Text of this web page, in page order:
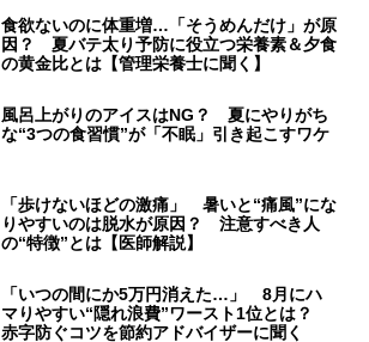
食欲ないのに体重増…「そうめんだけ」が原
因？ 夏バテ太り予防に役立つ栄養素＆夕食
の黄金比とは【管理栄養士に聞く】
風呂上がりのアイスはNG？ 夏にやりがち
な“3つの食習慣”が「不眠」引き起こすワケ
「歩けないほどの激痛」 暑いと“痛風”にな
りやすいのは脱水が原因？ 注意すべき人
の“特徴”とは【医師解説】
「いつの間にか5万円消えた…」 8月にハ
マりやすい“隠れ浪費”ワースト1位とは？
赤字防ぐコツを節約アドバイザーに聞く